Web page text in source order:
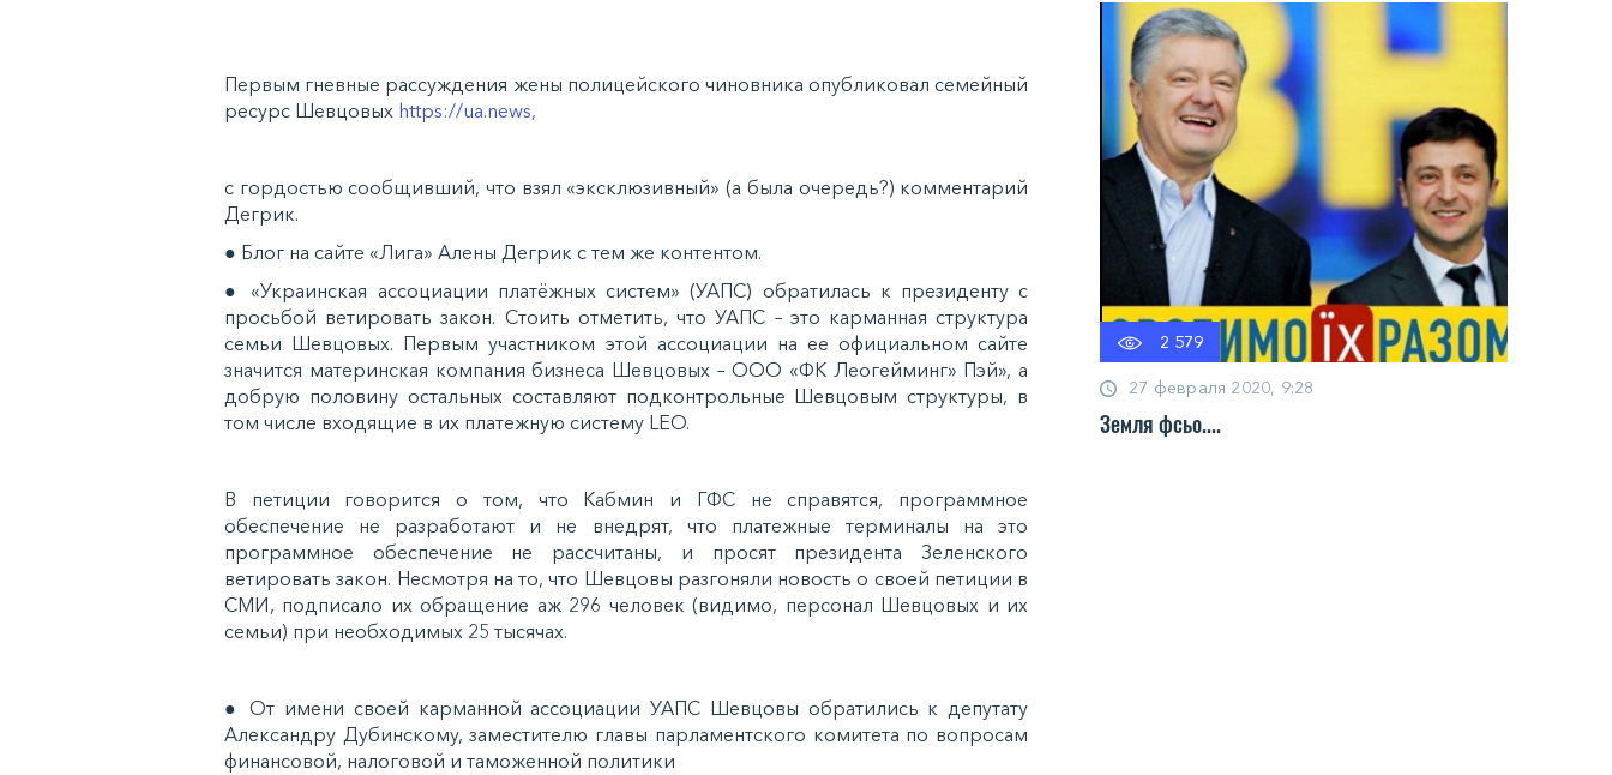
Первым гневные рассуждения жены полицейского чиновника опубликовал семейный
ресурс Шевцовых https://ua.news,
с гордостью сообщивший, что взял «эксклюзивный» (а была очередь?) комментарий
Дегрик.
● Блог на сайте «Лига» Алены Дегрик с тем же контентом.
● «Украинская ассоциации платёжных систем» (УАПС) обратилась к президенту с
просьбой ветировать закон. Стоить отметить, что УАПС – это карманная структура
семьи Шевцовых. Первым участником этой ассоциации на ее официальном сайте
значится материнская компания бизнеса Шевцовых – ООО «ФК Леогейминг» Пэй», а
добрую половину остальных составляют подконтрольные Шевцовым структуры, в
том числе входящие в их платежную систему LEO.
В петиции говорится о том, что Кабмин и ГФС не справятся, программное
обеспечение не разработают и не внедрят, что платежные терминалы на это
программное обеспечение не рассчитаны, и просят президента Зеленского
ветировать закон. Несмотря на то, что Шевцовы разгоняли новость о своей петиции в
СМИ, подписало их обращение аж 296 человек (видимо, персонал Шевцовых и их
семьи) при необходимых 25 тысячах.
● От имени своей карманной ассоциации УАПС Шевцовы обратились к депутату
Александру Дубинскому, заместителю главы парламентского комитета по вопросам
финансовой, налоговой и таможенной политики
2 579
27 февраля 2020, 9:28
Земля фсьо....